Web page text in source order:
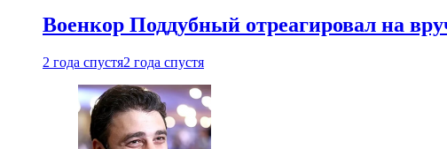
Военкор Поддубный отреагировал на
2 года спустя2 года спустя